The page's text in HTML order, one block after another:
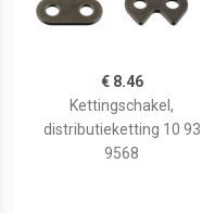
€ 8.46
Kettingschakel,
distributieketting 10 93
9568